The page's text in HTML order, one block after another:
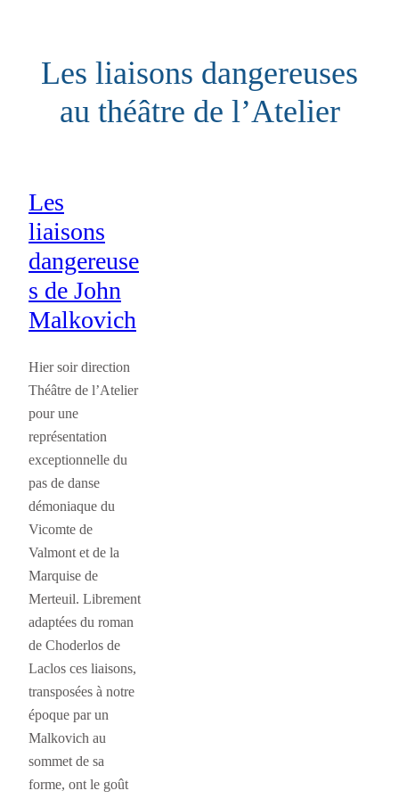
contenuLes liaisons dangereuses
au théâtre de l’Atelier
Les
liaisons
dangereuse
s de John
Malkovich
Hier soir direction
Théâtre de l’Atelier
pour une
représentation
exceptionnelle du
pas de danse
démoniaque du
Vicomte de
Valmont et de la
Marquise de
Merteuil. Librement
adaptées du roman
de Choderlos de
Laclos ces liaisons,
transposées à notre
époque par un
Malkovich au
sommet de sa
forme, ont le goût